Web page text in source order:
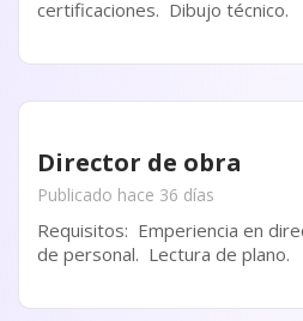
certificaciones. Dibujo técnico.
Director de obra
Publicado hace 36 días
Requisitos: Emperiencia en dirección de obra. Manejo
de personal. Lectura de plano.